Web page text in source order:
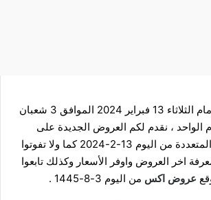
عروض بن عفيف الدمام الثلاثاء 13 فبراير 2024 الموافق 3 شعبان
الواحد ، نقدم لكم العروض الجديدة على
العديد من المنتجات المتعددة من اليوم 13-2-2024 كما ولا تفوتوا
اخر العروض واوفر الأسعار وكذلك تابعوا
عروض اكس من اليوم 3-8-1445 .